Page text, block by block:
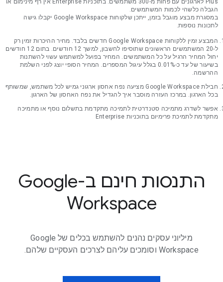
Plus לארגונים עם פחות מ-300 משתמשים. בתוכניות Enterprise אין רף מינימום או
הגבלה כלשהי לכמות המשתמשים.
במסגרת מבצע מוגבל בזמן, ייתכן שלקוחות Google Workspace יקבלו גישה
לתכונות נוספות.
המבצע זמין ללקוחות Google Workspace חדשים בלבד. מחיר ההיכרות זמין רק
ל-20 המשתמשים הראשונים שתוסיפו לחשבון, למשך 12 חודשים. בתום 12 חודשים
יחול המחיר הרגיל על כל המשתמשים. המחיר בפועל למשתמש עשוי להשתנות
בשיעור של עד כ-0.01% בגלל עיגול המספרים. המחיר הסופי יוצג לפני השלמת
ההרשמה.
חבילת Google Workspace מציעה נפח אחסון ארגוני גמיש לכל משתמש, שמשותף
בכל הארגון. במרכז העזרה מוסבר איך להגדיל את נפח האחסון של הארגון.
אפשר לשדרג מתמיכה סטנדרטית לתמיכה מתקדמת בתשלום נוסף או מתמיכה
מתקדמת לתמיכת פרימיום בתוכניות Enterprise
התנסות חינם ב-Google
Workspace
מיליוני עסקים נהנים להשתמש בכלים של Google
Workspace וסומכים עליהם לצרכים העסקיים שלהם.